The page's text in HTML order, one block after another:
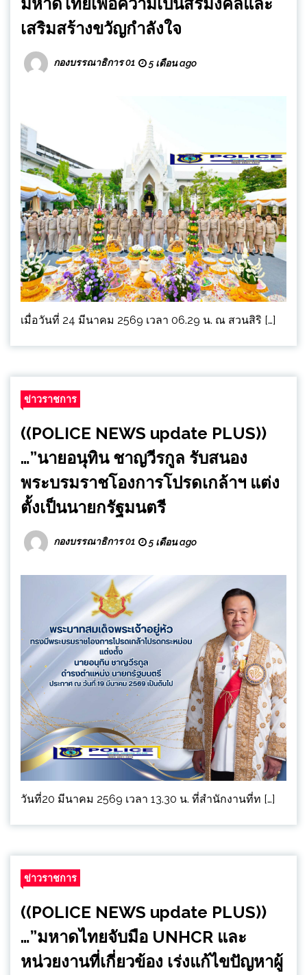
เสริมสร้างขวัญกำลังใจ
กองบรรณาธิการ 01 5 เดือน ago
เมื่อวันที่ 24 มีนาคม 2569 เวลา 06.29 น. ณ สวนสิริ […]
ข่าวราชการ
((POLICE NEWS update PLUS))
…”นายอนุทิน ชาญวีรกูล รับสนอง
พระบรมราชโองการโปรดเกล้าฯ แต่ง
ตั้งเป็นนายกรัฐมนตรี
กองบรรณาธิการ 01 5 เดือน ago
วันที่20 มีนาคม 2569 เวลา 13.30 น. ที่สำนักงานที่ท […]
ข่าวราชการ
((POLICE NEWS update PLUS))
…”มหาดไทยจับมือ UNHCR และ
หน่วยงานที่เกี่ยวข้อง เร่งแก้ไขปัญหาผู้